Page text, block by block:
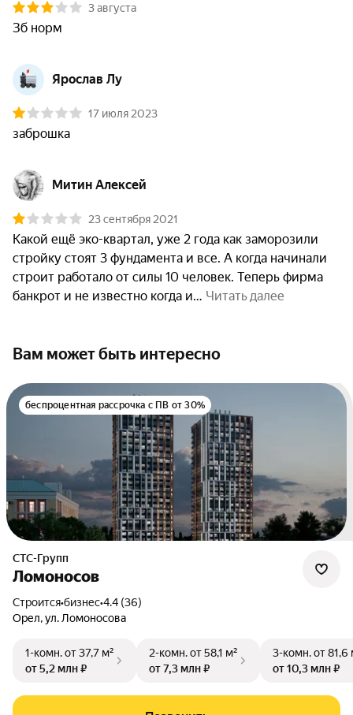
3 августа
Зб норм
Ярослав Лу
17 июля 2023
Митин Алексей
23 сентября 2021
Какой ещё эко-квартал, уже 2 года как заморозили
стройку стоят 3 фундамента и все. А когда начинали
строит работало от силы 10 человек. Теперь фирма
банкрот и не известно когда и
Читать далее
Вам может быть интересно
беспроцентная рассрочка с ПВ от 30%
СТС-Групп
Ломоносов
Строится•бизнес•4.4 (36)
Орел,ул. Ломоносова
1-комн.от 37,7 м²
от 5,2 млн ₽
2-комн.от 58,1 м²
от 7,3 млн ₽
3-комн.от 81,6
от 10,3 млн ₽